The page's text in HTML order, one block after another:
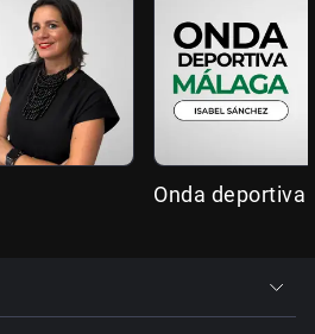
Onda deportiva